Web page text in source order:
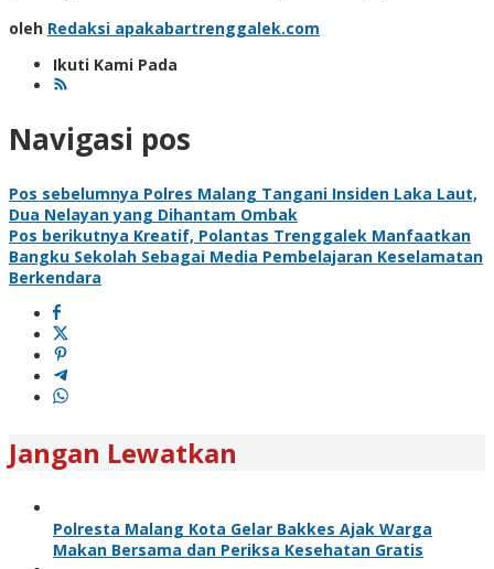
oleh Redaksi apakabartrenggalek.com
Ikuti Kami Pada
Navigasi pos
Pos sebelumnya Polres Malang Tangani Insiden Laka Laut,
Dua Nelayan yang Dihantam Ombak
Pos berikutnya Kreatif, Polantas Trenggalek Manfaatkan
Bangku Sekolah Sebagai Media Pembelajaran Keselamatan
Berkendara
Jangan Lewatkan
Polresta Malang Kota Gelar Bakkes Ajak Warga
Makan Bersama dan Periksa Kesehatan Gratis